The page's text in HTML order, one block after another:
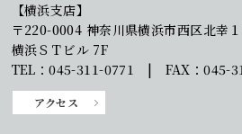
【横浜支店】
〒220-0004 神奈川県横浜市西区北幸
横浜ＳＴビル 7F
TEL：045-311-0771 | FAX：045-
アクセス